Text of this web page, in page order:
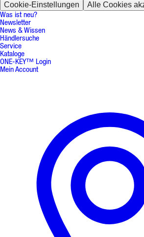
Cookie-Einstellungen Alle Cookies
Was ist neu?
Newsletter
News & Wissen
Händlersuche
Service
Kataloge
ONE-KEY™ Login
Mein Account